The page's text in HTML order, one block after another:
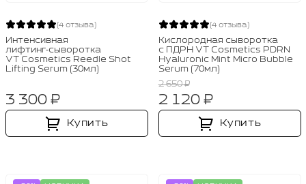
(4 отзыва)
Интенсивная
лифтинг‑сыворотка
VT Cosmetics Reedle Shot
Lifting Serum (30мл)
3 300 ₽
Купить
(4 отзыва)
Кислородная сыворотка
с ПДРН VT Cosmetics PDRN
Hyaluronic Mint Micro Bubble
Serum (70мл)
2 650 ₽
2 120 ₽
Купить